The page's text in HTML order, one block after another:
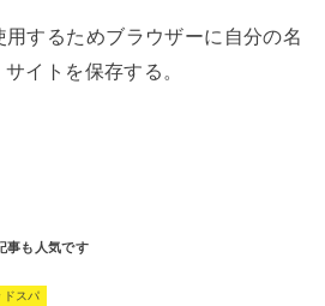
するためブラウザーに自分の名
イトを保存する。
ドスパ